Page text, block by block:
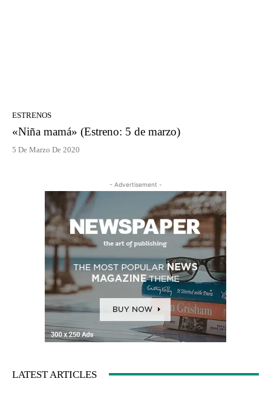
ESTRENOS
«Niña mamá» (Estreno: 5 de marzo)
5 De Marzo De 2020
- Advertisement -
LATEST ARTICLES